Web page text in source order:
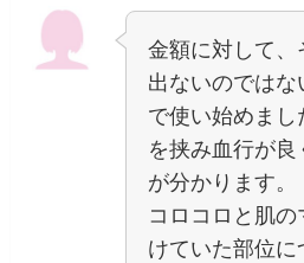
金額に対して、
出ないのでは
で使い始めま
を挟み血行が
が分かります。
コロコロと肌
けていた部位